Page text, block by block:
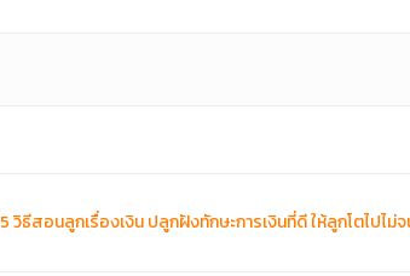
5 วิธีสอนลูกเรื่องเงิน ปลูกฝังทักษะการเงินที่ดี ให้ลูกโตไปไม่